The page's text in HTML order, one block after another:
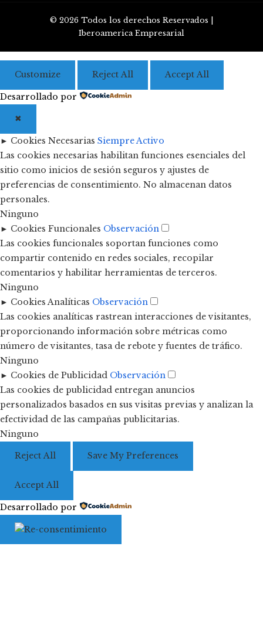
© 2026 Todos los derechos Reservados |
Iberoamerica Empresarial
Customize Reject All Accept All
Desarrollado por
✖
► Cookies Necesarias Siempre Activo
Las cookies necesarias habilitan funciones esenciales del
sitio como inicios de sesión seguros y ajustes de
preferencias de consentimiento. No almacenan datos
personales.
Ninguno
► Cookies Funcionales Observación
Las cookies funcionales soportan funciones como
compartir contenido en redes sociales, recopilar
comentarios y habilitar herramientas de terceros.
Ninguno
► Cookies Analíticas Observación
Las cookies analíticas rastrean interacciones de visitantes,
proporcionando información sobre métricas como
número de visitantes, tasa de rebote y fuentes de tráfico.
Ninguno
► Cookies de Publicidad Observación
Las cookies de publicidad entregan anuncios
personalizados basados en sus visitas previas y analizan la
efectividad de las campañas publicitarias.
Ninguno
Reject All Save My Preferences
Accept All
Desarrollado por